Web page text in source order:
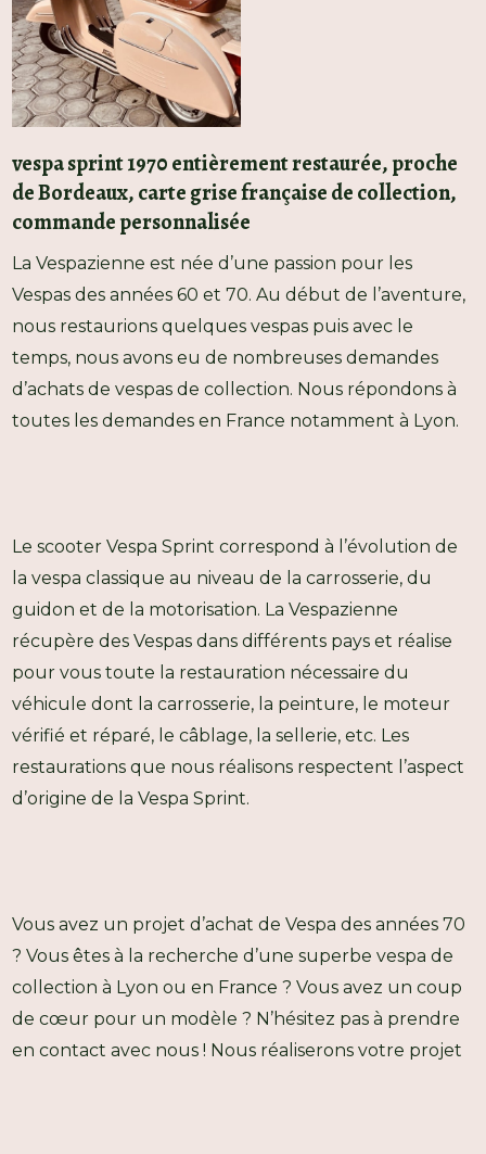
vespa sprint 1970 entièrement restaurée, proche
de Bordeaux, carte grise française de collection,
commande personnalisée
La Vespazienne est née d’une passion pour les
Vespas des années 60 et 70. Au début de l’aventure,
nous restaurions quelques vespas puis avec le
temps, nous avons eu de nombreuses demandes
d’achats de vespas de collection. Nous répondons à
toutes les demandes en France notamment à Lyon.
Le scooter Vespa Sprint correspond à l’évolution de
la vespa classique au niveau de la carrosserie, du
guidon et de la motorisation. La Vespazienne
récupère des Vespas dans différents pays et réalise
pour vous toute la restauration nécessaire du
véhicule dont la carrosserie, la peinture, le moteur
vérifié et réparé, le câblage, la sellerie, etc. Les
restaurations que nous réalisons respectent l’aspect
d’origine de la Vespa Sprint.
Vous avez un projet d’achat de Vespa des années 70
? Vous êtes à la recherche d’une superbe vespa de
collection à Lyon ou en France ? Vous avez un coup
de cœur pour un modèle ? N’hésitez pas à prendre
en contact avec nous ! Nous réaliserons votre projet